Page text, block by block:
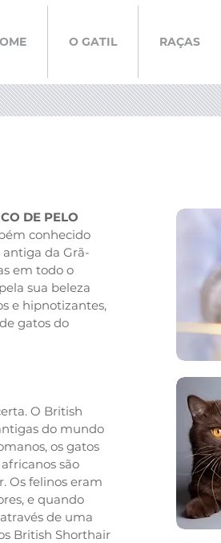
O GATIL RAÇAS
DE PELO
conhecido
da Grã-
em todo o
sua beleza
e hipnotizantes,
gatos do
O British
do mundo
os gatos
são
Os felinos eram
e quando
de uma
British Shorthair